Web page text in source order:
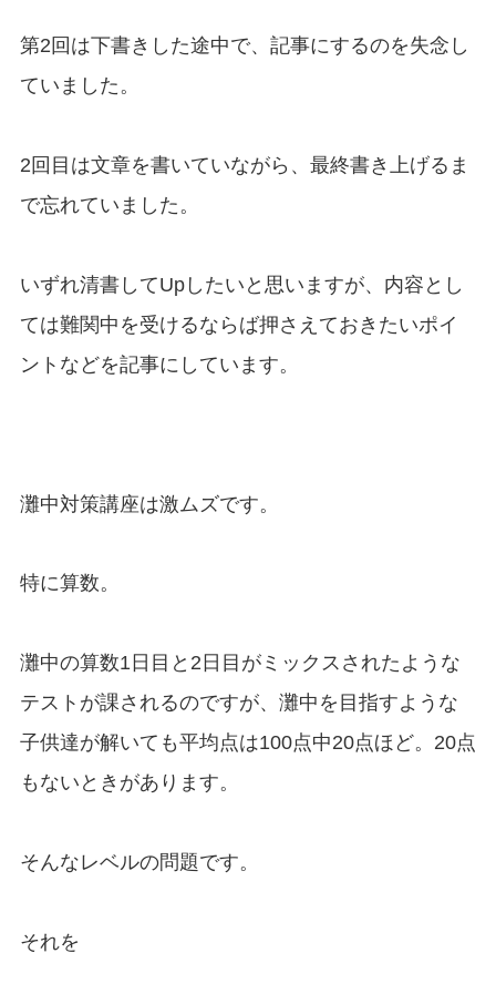
第2回は下書きした途中で、記事にするのを失念し
ていました。
2回目は文章を書いていながら、最終書き上げるま
で忘れていました。
いずれ清書してUpしたいと思いますが、内容とし
ては難関中を受けるならば押さえておきたいポイ
ントなどを記事にしています。
灘中対策講座は激ムズです。
特に算数。
灘中の算数1日目と2日目がミックスされたような
テストが課されるのですが、灘中を目指すような
子供達が解いても平均点は100点中20点ほど。20点
もないときがあります。
そんなレベルの問題です。
それを